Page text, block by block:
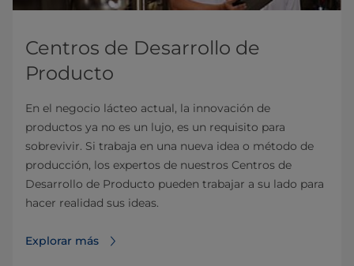
Centros de Desarrollo de
Producto
En el negocio lácteo actual, la innovación de
productos ya no es un lujo, es un requisito para
sobrevivir. Si trabaja en una nueva idea o método de
producción, los expertos de nuestros Centros de
Desarrollo de Producto pueden trabajar a su lado para
hacer realidad sus ideas.
Explorar más